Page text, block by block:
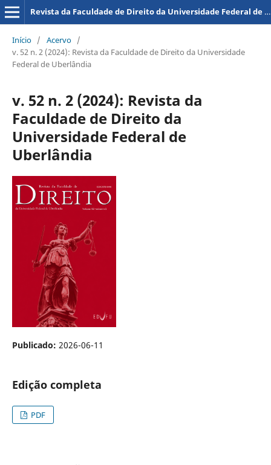
Revista da Faculdade de Direito da Universidade Federal de Uberlândia
Início / Acervo /
v. 52 n. 2 (2024): Revista da Faculdade de Direito da Universidade
Federal de Uberlândia
v. 52 n. 2 (2024): Revista da
Faculdade de Direito da
Universidade Federal de
Uberlândia
Publicado: 2026-06-11
Edição completa
PDF